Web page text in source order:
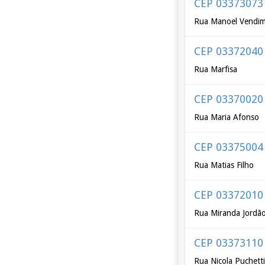
CEP 03373073
Rua Manoel
CEP 03372040
Rua Marfisa
CEP 03370020
Rua Maria Afonso
CEP 03375004
Rua Matias Filho
CEP 03372010
Rua Miranda Jordão
CEP 03373110
Rua Nicola Puchetti